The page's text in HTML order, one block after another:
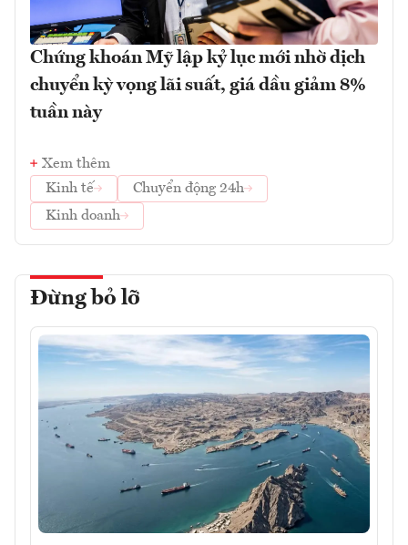
Chứng khoán Mỹ lập kỷ lục mới nhờ dịch
chuyển kỳ vọng lãi suất, giá dầu giảm 8%
tuần này
Xem thêm
Kinh tế
Chuyển động 24h
Kinh doanh
Đừng bỏ lỡ